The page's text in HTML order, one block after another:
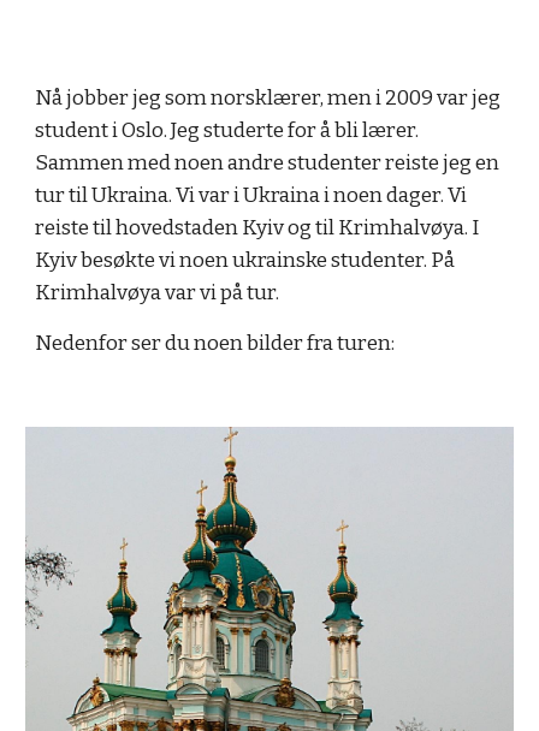
Nå jobber jeg som norsklærer, men i 2009 var jeg
student i Oslo. Jeg studerte for å bli lærer.
Sammen med noen andre studenter reiste jeg en
tur til Ukraina. Vi var i Ukraina i noen dager. Vi
reiste til hovedstaden Kyiv og til Krimhalvøya. I
Kyiv besøkte vi noen ukrainske studenter. På
Krimhalvøya var vi på tur.
Nedenfor ser du noen bilder fra turen: